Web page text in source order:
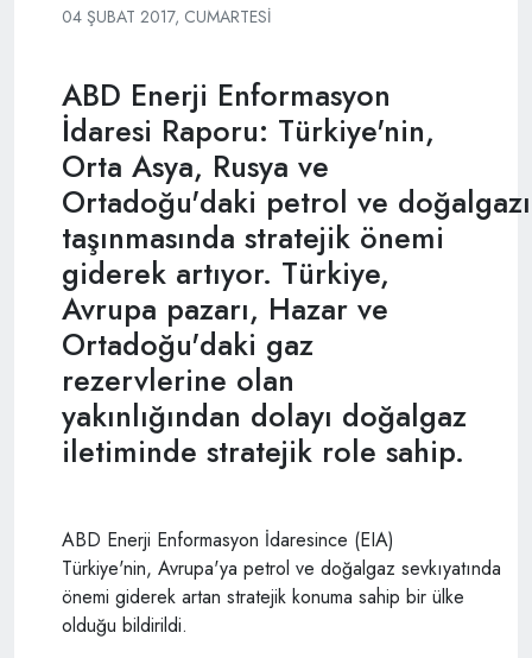
04 ŞUBAT 2017, CUMARTESI
ABD Enerji Enformasyon
İdaresi Raporu: Türkiye'nin,
Orta Asya, Rusya ve
Ortadoğu'daki petrol ve
taşınmasında stratejik önemi
giderek artıyor. Türkiye,
Avrupa pazarı, Hazar ve
Ortadoğu'daki gaz
rezervlerine olan
yakınlığından dolayı doğalgaz
iletiminde stratejik role sahip.
ABD Enerji Enformasyon İdaresince (EIA)
Türkiye'nin, Avrupa'ya petrol ve doğalgaz sevkıyatında
önemi giderek artan stratejik konuma sahip bir ülke
olduğu bildirildi.